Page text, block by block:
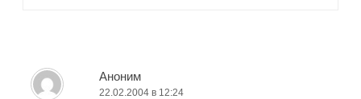
Аноним
22.02.2004 в 12:24